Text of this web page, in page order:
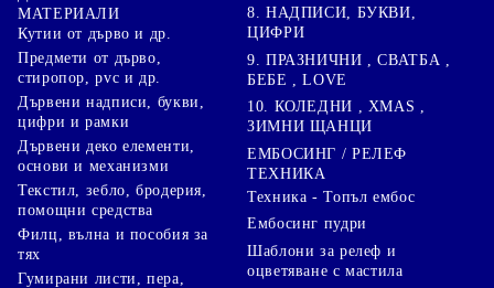
МАТЕРИАЛИ
Кутии от дърво и др.
Предмети от дърво,
стиропор, pvc и др.
Дървени надписи, букви,
цифри и рамки
Дървени деко елементи,
основи и механизми
Текстил, зебло, бродерия,
помощни средства
Филц, вълна и пособия за
тях
Гумирани листи, пера,
8. НАДПИСИ, БУКВИ,
ЦИФРИ
9. ПРАЗНИЧНИ , СВАТБА ,
БЕБЕ , LOVE
10. КОЛЕДНИ , XMAS ,
ЗИМНИ ЩАНЦИ
ЕМБОСИНГ / РЕЛЕФ
ТЕХНИКА
Техника - Топъл ембос
Ембосинг пудри
Шаблони за релеф и
оцветяване с мастила